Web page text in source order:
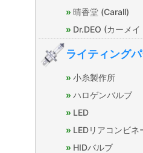
晴香堂 (Carall)
Dr.DEO (カーメイ
ライティング
小糸製作所
ハロゲンバルブ
LED
LEDリアコンビネ
HIDバルブ